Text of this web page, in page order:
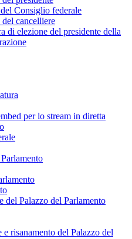
Consiglio federale
cancelliere
di elezione del presidente della
per lo stream in diretta
del Palazzo del Parlamento
e risanamento del Palazzo del